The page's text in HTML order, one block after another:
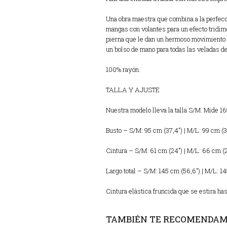
Una obra maestra que combina a la
mangas con volantes para un efecto
pierna que le dan un hermoso
un bolso de mano para todas las veladas
100% rayón.
TALLA Y AJUSTE
Nuestra modelo lleva la talla S/M. Mide
Busto – S/M: 95 cm (37,4″) | M/L: 99 cm
Cintura – S/M: 61 cm (24″) | M/L: 66 cm
Largo total – S/M: 145 cm (56,6″) | M/L:
Cintura elástica fruncida que se estira
TAMBIÉN TE